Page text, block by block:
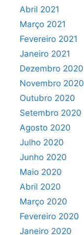
Abril 2021
Março 2021
Fevereiro 2021
Janeiro 2021
Dezembro 2020
Novembro 2020
Outubro 2020
Setembro 2020
Agosto 2020
Julho 2020
Junho 2020
Maio 2020
Abril 2020
Março 2020
Fevereiro 2020
Janeiro 2020